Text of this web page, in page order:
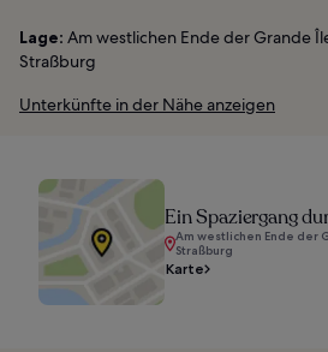
Lage: Am westlichen Ende der Grande
Straßburg
Unterkünfte in der Nähe anzeigen
Ein Spaziergang
Am westlichen Ende der
Straßburg
Karte